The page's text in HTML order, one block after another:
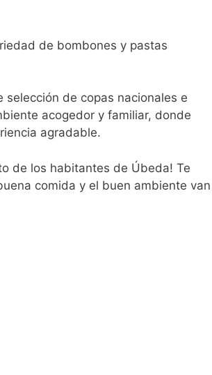
de bombones y pastas
de copas nacionales e
acogedor y familiar, donde
agradable.
de los habitantes de Úbeda! Te
comida y el buen ambiente van